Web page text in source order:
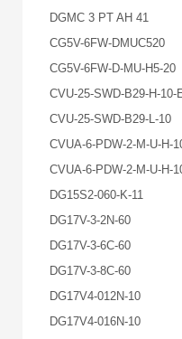
DGMC 3 PT AH 41
CG5V-6FW-DMUC520
CG5V-6FW-D-MU-H5-20
CVU-25-SWD-B29-H-
CVU-25-SWD-B29-L-10
CVUA-6-PDW-2-M-U-H-
CVUA-6-PDW-2-M-U-H-
DG15S2-060-K-11
DG17V-3-2N-60
DG17V-3-6C-60
DG17V-3-8C-60
DG17V4-012N-10
DG17V4-016N-10